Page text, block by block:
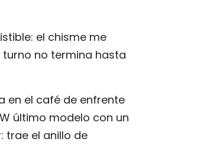
el chisme me
no termina hasta
en el café de enfrente
último modelo con un
trae el anillo de